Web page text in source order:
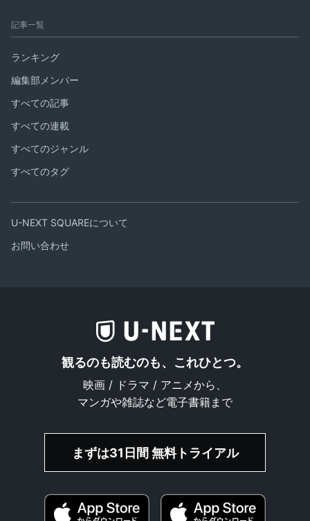
記事一覧
ランキング
編集部メンバー
すべての記事
すべての連載
すべてのジャンル
すべてのタグ
U-NEXT SQUAREについて
お問い合わせ
観るのも読むのも、これひとつ。
映画 / ドラマ / アニメから、
マンガや雑誌など電子書籍まで
まずは31日間 無料トライアル